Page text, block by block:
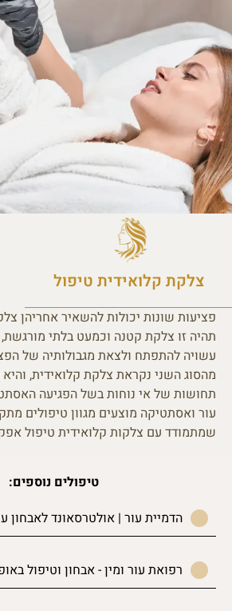
צלקת קלואידית טיפול
פציעות שונות יכולות להשאיר אחריהן
תהיה זו צלקת קטנה וכמעט בלתי
עשויה להתפתח ולצאת מגבולותיה של
מהסוג השני נקראת צלקת קלואידית,
תחושות של אי נוחות בשל הפגיעה
עור ואסתטיקה מוצעים מגוון טיפולים
שמתמודד עם צלקות קלואידית טיפול
טיפולים נוספים:
הדמיית עור | אולטרסאונד לאבחון
רפואת עור ומין - אבחון וטיפול